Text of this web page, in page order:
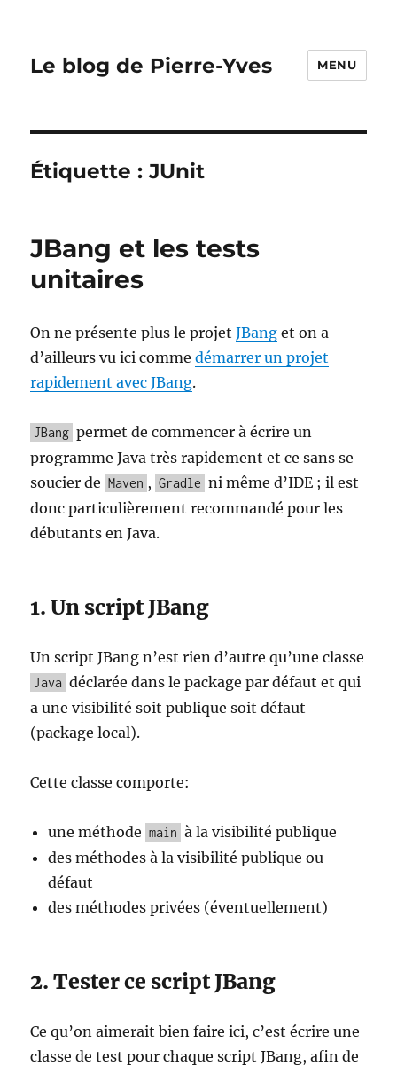
Le blog de Pierre-Yves MENU
Étiquette :JUnit
JBang et les tests
unitaires
On ne présente plus le projetJBang et on a
d’ailleurs vu ici commedémarrer un projet
rapidement avec JBang.
JBang permet de commencer à écrire un
programme Java très rapidement et ce sans se
soucier de Maven , Gradle ni même d’IDE ; il est
donc particulièrement recommandé pour les
débutants en Java.
1. Un script JBang
Un script JBang n’est rien d’autre qu’une classe
Java déclarée dans le package par défaut et qui
a une visibilité soit publique soit défaut
(package local).
Cette classe comporte:
une méthode main à la visibilité publique
des méthodes à la visibilité publique ou
défaut
des méthodes privées (éventuellement)
2. Tester ce script JBang
Ce qu’on aimerait bien faire ici, c’est écrire une
classe de test pour chaque script JBang, afin de